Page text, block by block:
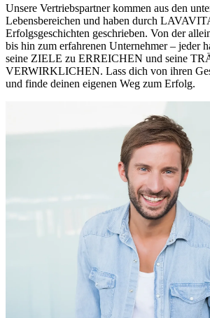
Unsere Vertriebspartner kommen aus den
Lebensbereichen und haben durch
Erfolgsgeschichten geschrieben. Von der
bis hin zum erfahrenen Unternehmer – jeder
seine ZIELE zu ERREICHEN und seine
VERWIRKLICHEN. Lass dich von ihren
und finde deinen eigenen Weg zum Erfolg.